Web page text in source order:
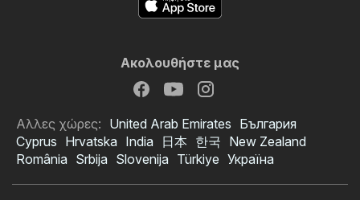
Ακολουθήστε μας
Αλλες χώρες: United Arab Emirates България
Cyprus Hrvatska India 日本 한국 New Zealand
România Srbija Slovenija Türkiye Україна